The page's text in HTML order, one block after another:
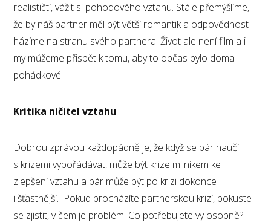
realističtí, vážit si pohodového vztahu. Stále přemýšlíme,
že by náš partner měl být větší romantik a odpovědnost
házíme na stranu svého partnera. Život ale není film a i
my můžeme přispět k tomu, aby to občas bylo doma
pohádkové.
Kritika ničitel vztahu
Dobrou zprávou každopádně je, že když se pár naučí
s krizemi vypořádávat, může být krize milníkem ke
zlepšení vztahu a pár může být po krizi dokonce
i šťastnější. Pokud procházíte partnerskou krizí, pokuste
se zjistit, v čem je problém. Co potřebujete vy osobně?